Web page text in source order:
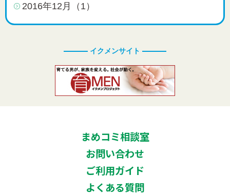
2016年12月（1）
イクメンサイト
まめコミ相談室
お問い合わせ
ご利用ガイド
よくある質問